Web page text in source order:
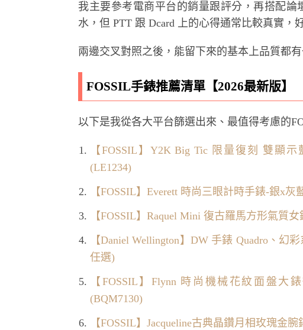
我主要參考電商平台的銷量跟評分，再搭配
水，但 PTT 跟 Dcard 上的心得通常比較真實，
兩邊交叉對照之後，能留下來的基本上品質都有
FOSSIL手錶推薦清單【2026最新版】
以下是我從各大平台篩選出來、最值得考慮的
【FOSSIL】Y2K Big Tic 限量復刻 雙顯
(LE1234)
【FOSSIL】Everett 時尚三眼計時手錶-銀x灰
【FOSSIL】Raquel Mini 復古羅馬方形氣質
【Daniel Wellington】DW 手錶 Quadro、幻
任選)
【FOSSIL】Flynn 時尚機械花紋面盤大
(BQM7130)
【FOSSIL】Jacqueline古典晶鑽月相玫瑰金腕